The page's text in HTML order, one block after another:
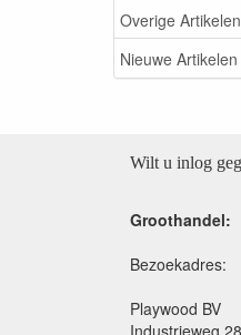
Overige
Nieuwe Artikelen
Wilt u inlog
Groothandel:
Bezoekadres:
Playwood BV
Industrieweg